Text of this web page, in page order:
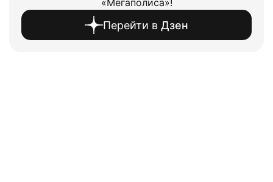
«Мегаполиса»!
Перейти в Дзен